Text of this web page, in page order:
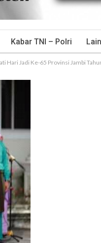
Kabar TNI – Polri
Hari Jadi Ke-65 Provinsi Jambi